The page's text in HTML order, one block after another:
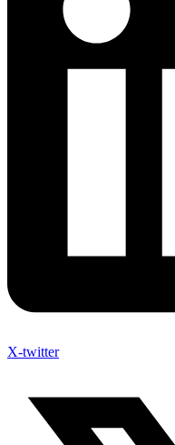
X-twitter